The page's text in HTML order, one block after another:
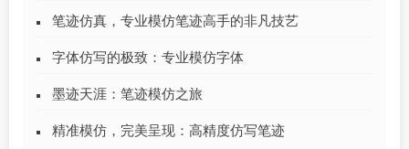
笔迹仿真，专业模仿笔迹高手的非凡技艺
字体仿写的极致：专业模仿字体
墨迹天涯：笔迹模仿之旅
精准模仿，完美呈现：高精度仿写笔迹